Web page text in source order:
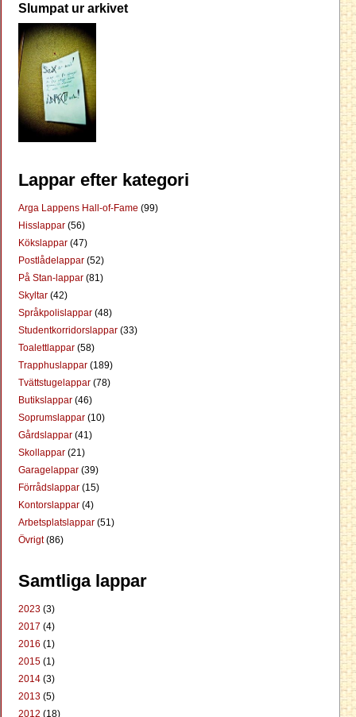
Slumpat ur arkivet
Lappar efter kategori
Arga Lappens Hall-of-Fame (99)
Hisslappar (56)
Kökslappar (47)
Postlådelappar (52)
På Stan-lappar (81)
Skyltar (42)
Språkpolislappar (48)
Studentkorridorslappar (33)
Toalettlappar (58)
Trapphuslappar (189)
Tvättstugelappar (78)
Butikslappar (46)
Soprumslappar (10)
Gårdslappar (41)
Skollappar (21)
Garagelappar (39)
Förrådslappar (15)
Kontorslappar (4)
Arbetsplatslappar (51)
Övrigt(86)
Samtliga lappar
2023 (3)
2017 (4)
2016 (1)
2015 (1)
2014 (3)
2013 (5)
2012 (18)